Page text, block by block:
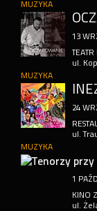
MUZYKA
13
TEATR
ul.
MUZYKA
24
ul.
MUZYKA
1
KINO
ul.